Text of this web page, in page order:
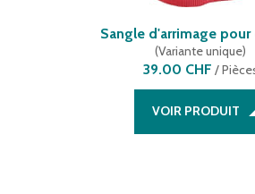
Sangle d'arrimage pour
(Variante unique)
39.00 CHF /
VOIR PRODUIT